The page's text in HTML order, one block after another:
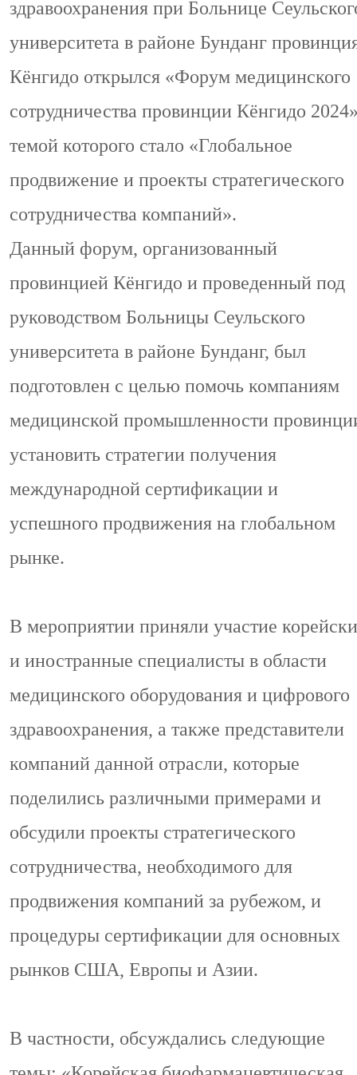
здравоохранения при Больнице
университета в районе Бунданг
Кёнгидо открылся «Форум медицинского
сотрудничества провинции Кёнгидо
темой которого стало «Глобальное
продвижение и проекты стратегического
сотрудничества компаний».
Данный форум, организованный
провинцией Кёнгидо и проведенный под
руководством Больницы Сеульского
университета в районе Бунданг, был
подготовлен с целью помочь компаниям
медицинской промышленности
установить стратегии получения
международной сертификации и
успешного продвижения на глобальном
рынке.
В мероприятии приняли участие
и иностранные специалисты в области
медицинского оборудования и цифрового
здравоохранения, а также представители
компаний данной отрасли, которые
поделились различными примерами и
обсудили проекты стратегического
сотрудничества, необходимого для
продвижения компаний за рубежом, и
процедуры сертификации для основных
рынков США, Европы и Азии.
В частности, обсуждались следующие